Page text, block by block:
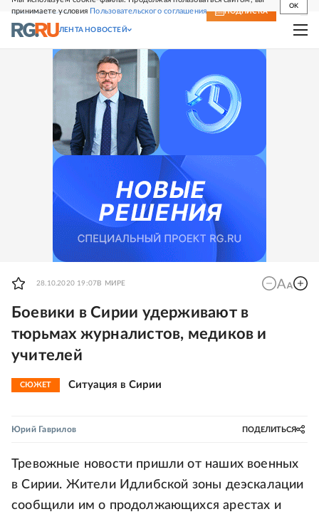
принимаете условия Пользовательского соглашения
OK
СВЕЖИЙ НОМЕР ПОДПИСКА
ЛЕНТА НОВОСТЕЙ
28.10.2020 19:07 В МИРЕ
Боевики в Сирии удерживают в
тюрьмах журналистов, медиков и
учителей
СЮЖЕТ Ситуация в Сирии
Юрий Гаврилов ПОДЕЛИТЬСЯ
Тревожные новости пришли от наших военных
в Сирии. Жители Идлибской зоны деэскалации
сообщили им о продолжающихся арестах и